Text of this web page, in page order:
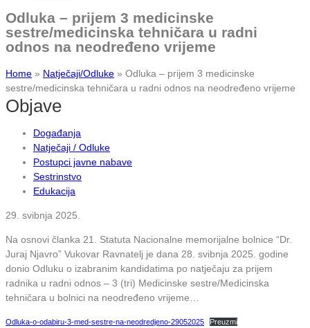
Odluka – prijem 3 medicinske
sestre/medicinska tehničara u radni
odnos na neodređeno vrijeme
Home » Natječaji/Odluke » Odluka – prijem 3 medicinske
sestre/medicinska tehničara u radni odnos na neodređeno vrijeme
Objave
Događanja
Natječaji / Odluke
Postupci javne nabave
Sestrinstvo
Edukacija
29. svibnja 2025.
Na osnovi članka 21. Statuta Nacionalne memorijalne bolnice “Dr.
Juraj Njavro” Vukovar Ravnatelj je dana 28. svibnja 2025. godine
donio Odluku o izabranim kandidatima po natječaju za prijem
radnika u radni odnos – 3 (tri) Medicinske sestre/Medicinska
tehničara u bolnici na neodređeno vrijeme…
Odluka-o-odabiru-3-med-sestre-na-neodredjeno-29052025 Preuzmi